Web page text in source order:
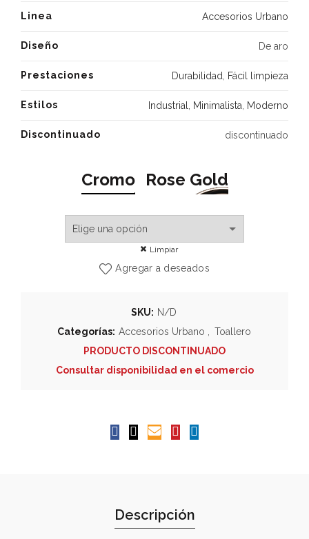
Linea Accesorios Urbano
Diseño De aro
Prestaciones Durabilidad Fácil limpieza
Estilos Industrial Minimalista Moderno
Discontinuado discontinuado
Cromo Rose Gold
Limpiar
Agregar a deseados
SKU: N/D
Categorías: Accesorios Urbano
Toallero
PRODUCTO DISCONTINUADO
Consultar disponibilidad en el comercio
Descripción